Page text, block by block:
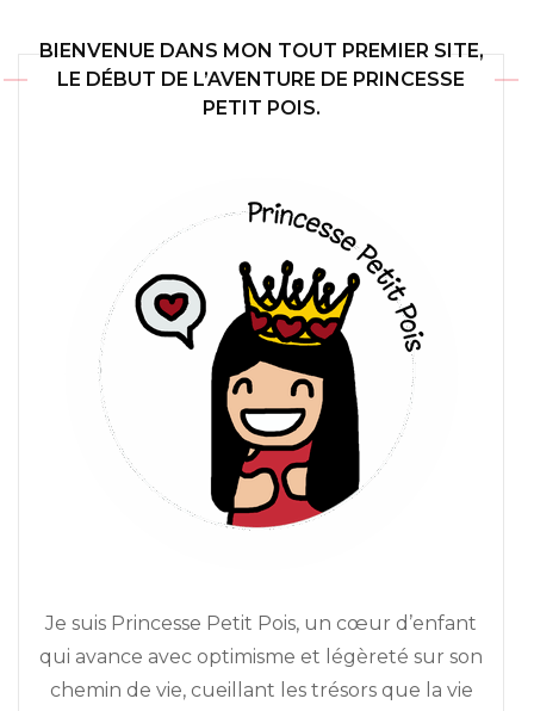
BIENVENUE DANS MON TOUT PREMIER SITE,
LE DÉBUT DE L’AVENTURE DE PRINCESSE
PETIT POIS.
Je suis Princesse Petit Pois, un cœur d’enfant
qui avance avec optimisme et légèreté sur son
chemin de vie, cueillant les trésors que la vie